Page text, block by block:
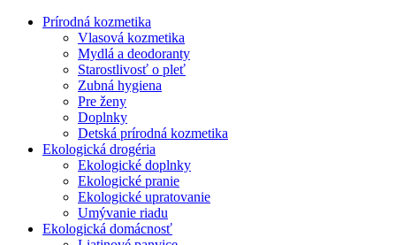
Prírodná kozmetika
Vlasová kozmetika
Mydlá a deodoranty
Starostlivosť o pleť
Zubná hygiena
Pre ženy
Doplnky
Detská prírodná kozmetika
Ekologická drogéria
Ekologické doplnky
Ekologické pranie
Ekologické upratovanie
Umývanie riadu
Ekologická domácnosť